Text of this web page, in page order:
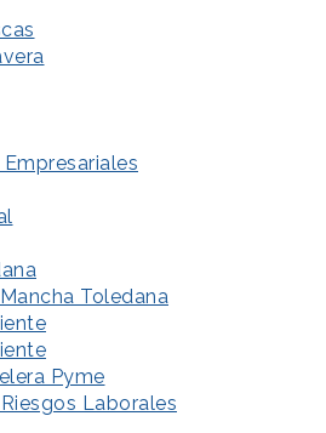
Toledana
Pyme
Laborales